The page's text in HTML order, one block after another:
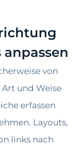
von
und Weise
erfassen
Layouts,
links nach